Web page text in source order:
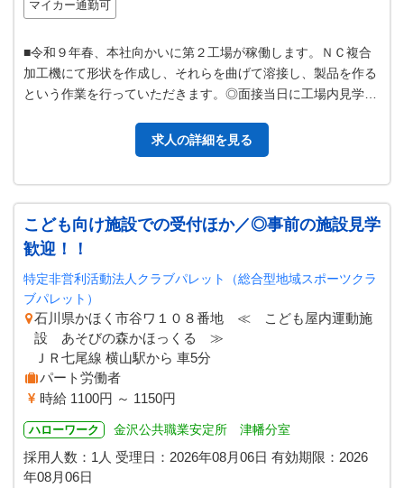
マイカー通勤可
■令和９年春、本社向かいに第２工場が稼働します。ＮＣ複合
加工機にて形状を作成し、それらを曲げて溶接し、製品を作る
という作業を行っていただきます。◎面接当日に工場内見学が
求人の詳細を見る
こども向け施設での受付ほか／◎事前の施設見学
歓迎！！
特定非営利活動法人クラブパレット（総合型地域スポーツクラ
ブパレット）
石川県かほく市谷ワ１０８番地 ≪ こども屋内運動施
設 あそびの森かほっくる ≫
ＪＲ七尾線 横山駅から 車5分
パート労働者
時給 1100円 ～ 1150円
ハローワーク 金沢公共職業安定所 津幡分室
採用人数：1人 受理日： 2026年08月06日 有効期限： 2026
年08月06日